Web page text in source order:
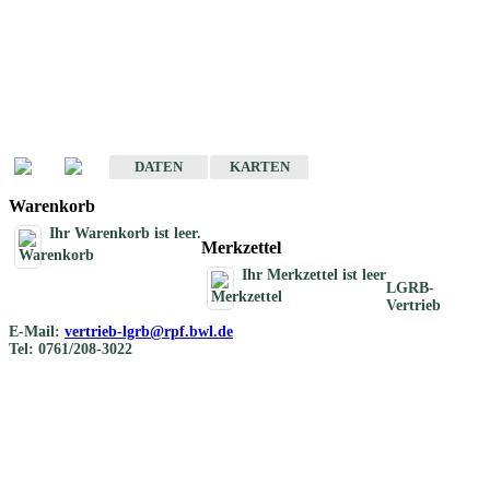
DATEN
KARTEN
Warenkorb
Ihr Warenkorb ist leer.
Merkzettel
Ihr Merkzettel ist leer
LGRB-
Vertrieb
E-Mail: vertrieb-lgrb@rpf.bwl.de
Tel: 0761/208-3022